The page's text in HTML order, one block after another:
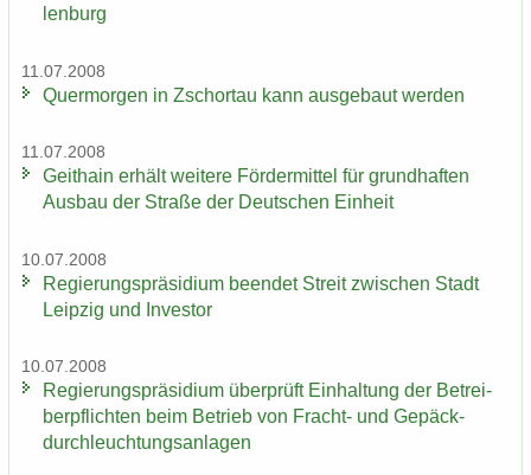
len­burg
11.07.2008
Quer­mor­gen in Zschor­tau kann aus­ge­baut wer­den
11.07.2008
Geit­hain er­hält wei­te­re För­der­mit­tel für grund­haf­ten
Aus­bau der Stra­ße der Deut­schen Ein­heit
10.07.2008
Re­gie­rungs­prä­si­di­um be­en­det Streit zwi­schen Stadt
Leip­zig und In­ves­tor
10.07.2008
Re­gie­rungs­prä­si­di­um über­prüft Ein­hal­tung der Be­trei­
ber­pflich­ten beim Be­trieb von Fracht-​ und Ge­päck­
durch­leuch­tungs­an­la­gen